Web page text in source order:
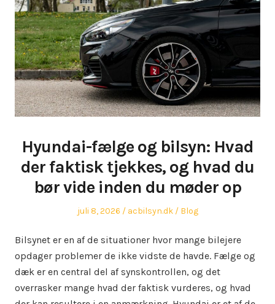
Hyundai-fælge og bilsyn: Hvad
der faktisk tjekkes, og hvad du
bør vide inden du møder op
Posted
juli 8, 2026 Author
acbilsyn.dk
Posted
Blog
Bilsynet er en af de situationer hvor mange bilejere
opdager problemer de ikke vidste de havde. Fælge og
dæk er en central del af synskontrollen, og det
overrasker mange hvad der faktisk vurderes, og hvad